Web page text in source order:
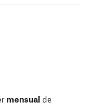
mensual de